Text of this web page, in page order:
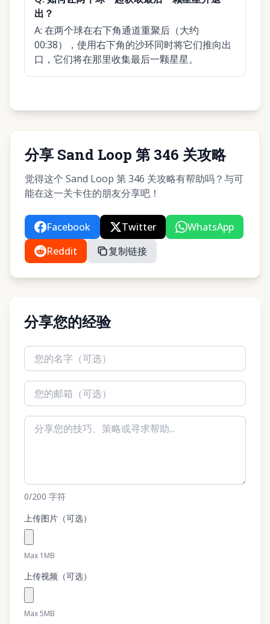
出？
A: 在两个球在右下角通道重聚后（大约
00:38），使用右下角的沙环同时将它们推向出
口，它们将在那里收集最后一颗星星。
分享 Sand Loop 第 346 关攻略
觉得这个 Sand Loop 第 346 关攻略有帮助吗？与可
能在这一关卡住的朋友分享吧！
Facebook Twitter
WhatsApp
Reddit
复制链接
分享您的经验
0/200 字符
上传图片（可选）
Max 1MB
上传视频（可选）
Max 5MB